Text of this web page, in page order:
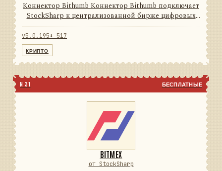
Коннектор Bithumb Коннектор Bithumb подключает
StockSharp к централизованной бирже цифровых
активов. Он переводит данные и операции
провайдера в единую модель сообщений
StockSharp, поэтому приложения ...
v5.0.195 ⬇ 517
КРИПТО
N 31 БЕСПЛАТНЫЕ
BITMEX
от StockSharp